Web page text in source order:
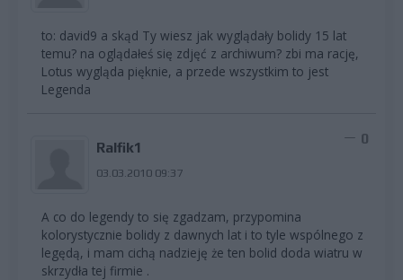
to: david9 a skąd Ty wiesz jak wyglądały bolidy 15 lat
temu? na oglądałeś się zdjęć z archiwum? zbi ma rację,
Lotus wygląda pięknie, a przede wszystkim to jest
Legenda
Ralfik1
03.03.2010 09:37
0
A co do legendy to się zgadzam, przypomina
kolorystycznie bolidy z dawnych lat i to tyle wspólnego z
legędą, i mam cichą nadzieję że ten bolid doda wiatru w
skrzydła tej firmie .